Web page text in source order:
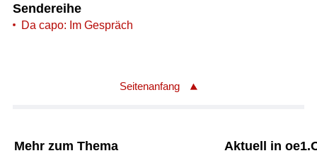
Sendereihe
Da capo: Im Gespräch
Seitenanfang
Mehr zum Thema Aktuell in